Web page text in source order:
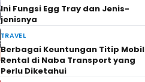
Ini Fungsi Egg Tray dan Jenis-
jenisnya
TRAVEL
Berbagai Keuntungan Titip Mobil
Rental di Naba Transport yang
Perlu Diketahui